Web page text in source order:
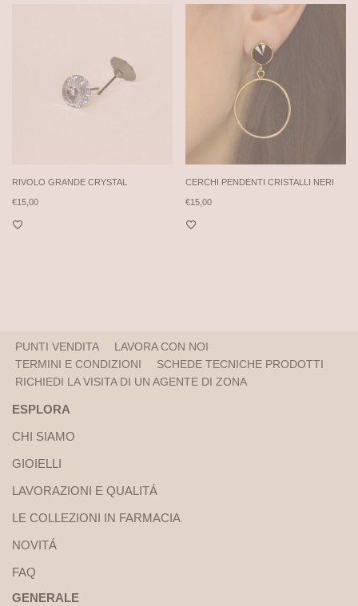
RIVOLO GRANDE CRYSTAL
€15,00
CERCHI PENDENTI CRISTALLI NERI
€15,00
PUNTI VENDITA
LAVORA CON NOI
TERMINI E CONDIZIONI
SCHEDE TECNICHE PRODOTTI
RICHIEDI LA VISITA DI UN AGENTE DI ZONA
ESPLORA
CHI SIAMO
GIOIELLI
LAVORAZIONI E QUALITÁ
LE COLLEZIONI IN FARMACIA
NOVITÁ
FAQ
GENERALE